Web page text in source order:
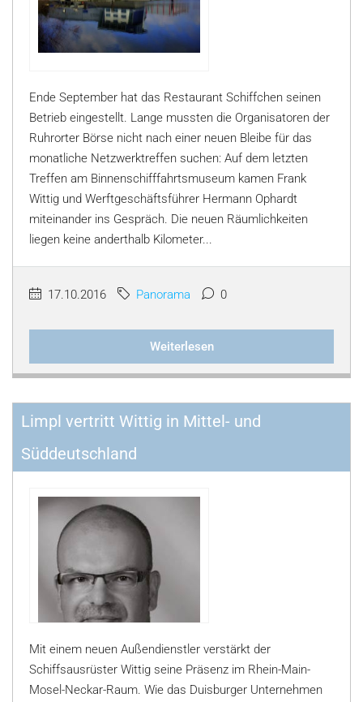
Ende September hat das Restaurant Schiffchen seinen
Betrieb eingestellt. Lange mussten die Organisatoren der
Ruhrorter Börse nicht nach einer neuen Bleibe für das
monatliche Netzwerktreffen suchen: Auf dem letzten
Treffen am Binnenschifffahrtsmuseum kamen Frank
Wittig und Werftgeschäftsführer Hermann Ophardt
miteinander ins Gespräch. Die neuen Räumlichkeiten
liegen keine anderthalb Kilometer...
17.10.2016 Panorama 0
Weiterlesen
Limpl vertritt Wittig in Mittel- und
Süddeutschland
Mit einem neuen Außendienstler verstärkt der
Schiffsausrüster Wittig seine Präsenz im Rhein-Main-
Mosel-Neckar-Raum. Wie das Duisburger Unternehmen